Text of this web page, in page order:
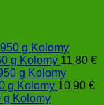
g Kolomy 11,80 €
g Kolomy 10,90 €